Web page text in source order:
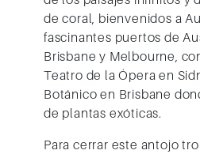
de coral, bienvenidos a
fascinantes puertos de
Brisbane y Melbourne ,
Teatro de la Ópera en
Botánico en Brisbane
de plantas exóticas.
Para cerrar este antojo